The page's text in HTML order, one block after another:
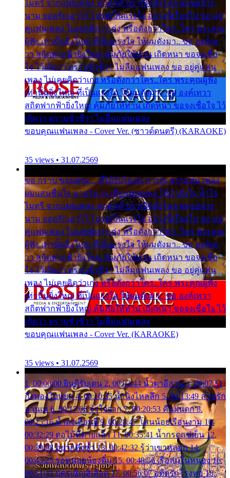
ไมตรี จากแฟนเพลง ทุกทุกที่ ปราณีหลั่งไหล ผมขอฝาก
นาม ยอดรักเอาไว้ โปรดเป็นแรงใจ อย่างนี้เรื่อยไป ขอ อยู่
คู่แฟนเพลง ไม่เคยคิดว่าเก่ง หรือดังกว่าใคร..ใคร พระคุณ
ผู้ฟัง เท่านั้นยิ่งใหญ่ ที่เป็นแรงใจ ให้ผมดังมา.. ขอ องค์เท
วา สถิตฟากฟ้ายิ่งใหญ่ คุ้มภัยให้ท่าน เถิดหนา ขอจงเชื่อ
ใจ ไว้เถิดว่า ตราบชั่วชีวา ไม่ลืมแฟนเพลง ขอ อยู่คู่แฟน
เพลง ไม่เคยคิดว่าเก่ง หรือดังกว่าใคร..ใคร พระคุณผู้ฟัง
เท่านั้นยิ่งใหญ่ ที่เป็นแรงใจ ให้ผมดังมา.. ขอ องค์เทวา
สถิตฟากฟ้ายิ่งใหญ่ คุ้มภัยให้ท่าน เถิดหนา ขอจงเชื่อใจ ไว้
เถิดว่า ตราบชั่วชีวา ไม่ลืมแฟนเพลง
ขอบคุณแฟนเพลง - Cover Ver. (ซาวด์ดนตรี) (KARAOKE)
35 views • 31.07.2569
ขอ กราบ ขอบคุณ.... ที่ได้รับไออุ่น การุณ จากแฟน เพลง
ผมแสนชื่นใจ หายวังเวง เมื่อแฟนเพลง ให้กำลังใจ น้ำใจ
ไมตรี จากแฟนเพลง ทุกทุกที่ ปราณีหลั่งไหล ผมขอฝาก
นาม ยอดรักเอาไว้ โปรดเป็นแรงใจ อย่างนี้เรื่อยไป ขอ อยู่
คู่แฟนเพลง ไม่เคยคิดว่าเก่ง หรือดังกว่าใคร..ใคร พระคุณ
ผู้ฟัง เท่านั้นยิ่งใหญ่ ที่เป็นแรงใจ ให้ผมดังมา.. ขอ องค์เท
วา สถิตฟากฟ้ายิ่งใหญ่ คุ้มภัยให้ท่าน เถิดหนา ขอจงเชื่อ
ใจ ไว้เถิดว่า ตราบชั่วชีวา ไม่ลืมแฟนเพลง ขอ อยู่คู่แฟน
เพลง ไม่เคยคิดว่าเก่ง หรือดังกว่าใคร..ใคร พระคุณผู้ฟัง
เท่านั้นยิ่งใหญ่ ที่เป็นแรงใจ ให้ผมดังมา.. ขอ องค์เทวา
สถิตฟากฟ้ายิ่งใหญ่ คุ้มภัยให้ท่าน เถิดหนา ขอจงเชื่อใจ ไว้
เถิดว่า ตราบชั่วชีวา ไม่ลืมแฟนเพลง
ขอบคุณแฟนเพลง - Cover Ver. (KARAOKE)
35 views • 31.07.2569
1. 00:00:00 ยินดีรับเดน 2. 00:03:44 น้ำตาอีสาน 3. 00:07:51
กิ่งทองใบหยก 4. 00:10:35 น้ำนิ่งไหลลึก 5. 00:13:49 ลานรัก
ลานเท 6. 00:17:06 จำใจจาก 7. 00:20:53 คืนฝนตก 8.
00:25:16 น้ำลงเดือนยี่ 9. 00:28:47 โสนน้อยเรือนงาม 10.
00:32:29 ตอไม้ที่ตายแล้ว 11. 00:35:41 น้ำกรดแช่เย็น 12.
00:39:08 อยากฟังซ้ำ 13. 00:42:32 รู้ว่าเขาหลอก 14.
00:45:25 รอหน่อยน้องติ๋ม 15. 00:48:56 เรือล่มในหนอง 16.
00:51:43 บัตรเชิญสีเลือด 17. 00:56:07 อดีตรักโรงทอ 18.